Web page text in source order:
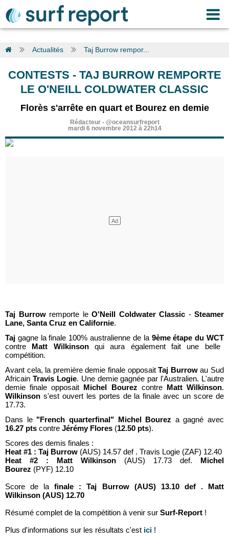
Actualités Taj Burrow rempor...
CONTESTS - TAJ BURROW REMPORTE
LE O'NEILL COLDWATER CLASSIC
Florès s'arrête en quart et Bourez en demie
Rédacteur- @oceansurfreport
mardi 6 novembre 2012 à 22h14
Taj Burrowremporte le O'Neill Coldwater Classic - Steamer
Lane, Santa Cruz en Californie.
Taj gagne la finale 100% australienne de la 9ème étape du WCT
contre Matt Wilkinsonqui aura également
fait une belle
compétition.
Avant cela, la première demie finale opposaitTaj Burrowau Sud
Africain Travis Logie. Une demie gagnée par l'Australien. L'autre
demie finale opposait Michel Bourez contre Matt Wilkinson.
Wilkinson s'est ouvert les portes de la finale avec un score de
17.73.
Dans le "French quarterfinal" Michel Bourez a gagné avec
16.27 pts contre Jérémy Flores (12.50 pts).
Scores des demis finales :
Heat #1 : Taj Burrow (AUS) 14.57 def . Travis Logie (ZAF) 12.40
Heat #2 : Matt Wilkinson (AUS) 17.73 def. Michel
Bourez (PYF) 12.10
Score de lafinale : Taj Burrow(AUS) 13.10 def . Matt
Wilkinson (AUS) 12.70
Résumé complet de la compétition à venir sur Surf-Report !
Plus d'informations sur les résultats c'est ici !